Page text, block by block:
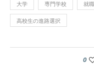
大学 専門学校 就職
高校生の進路選択
0